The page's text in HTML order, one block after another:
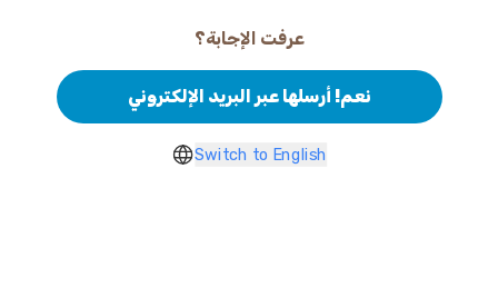
عرفت الإجابة؟
نعم! أرسلها عبر البريد الإلكتروني
Switch to English